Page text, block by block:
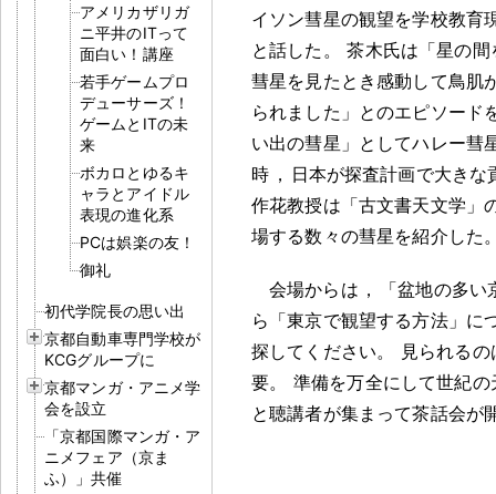
アメリカザリガ
ニ平井のITって
面白い！講座
若手ゲームプロ
デューサーズ！
ゲームとITの未
来
ボカロとゆるキ
ャラとアイドル
表現の進化系
PCは娯楽の友！
御礼
初代学院長の思い出
京都自動車専門学校が
KCGグループに
京都マンガ・アニメ学
会を設立
「京都国際マンガ・ア
ニメフェア（京ま
ふ）」共催
イソン彗星の観望を学校教育
と話した 。
茶木氏は「星の
彗星を見たとき感動して鳥肌
られました」とのエピソード
い出の彗星」としてハレー彗
時 ， 日本が探査計画で大き
作花教授は「古文書天文学」
場する数々の彗星を紹介した
会場からは ，
「盆地の多
ら「東京で観望する方法」に
探してください。
見られる
要。
準備を万全にして世紀
と聴講者が集まって茶話会が